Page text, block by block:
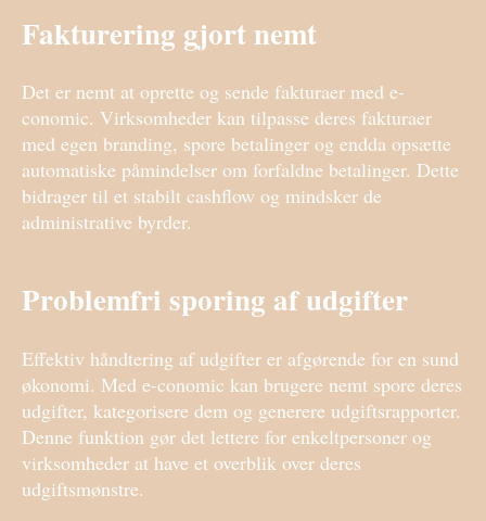
Fakturering gjort nemt
Det er nemt at oprette og sende fakturaer med e-
conomic. Virksomheder kan tilpasse deres fakturaer
med egen branding, spore betalinger og endda opsætte
automatiske påmindelser om forfaldne betalinger. Dette
bidrager til et stabilt cashflow og mindsker de
administrative byrder.
Problemfri sporing af udgifter
Effektiv håndtering af udgifter er afgørende for en sund
økonomi. Med e-conomic kan brugere nemt spore deres
udgifter, kategorisere dem og generere udgiftsrapporter.
Denne funktion gør det lettere for enkeltpersoner og
virksomheder at have et overblik over deres
udgiftsmønstre.